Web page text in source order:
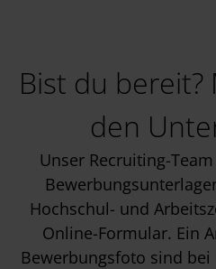
Bist du
den
Unser Recruiting-
Hochschul- und
Online-Formular. Ein
Bewerbungsfoto sind